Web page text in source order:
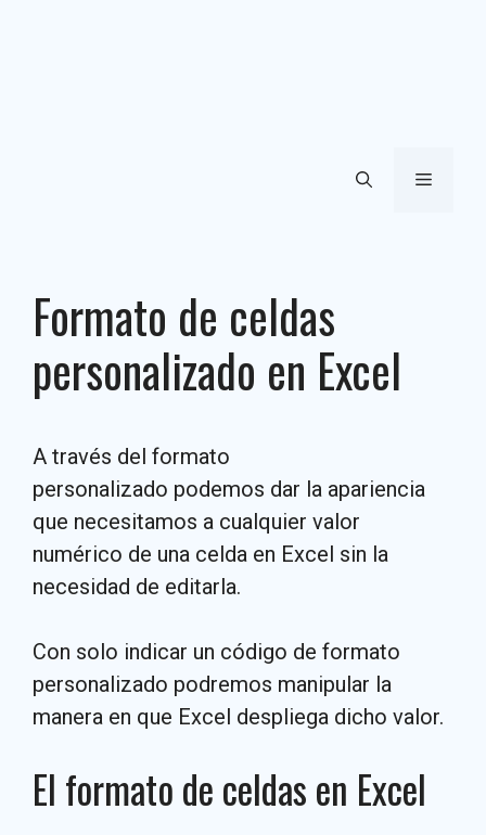
Menú
Formato de celdas
personalizado en Excel
A través del formato
personalizado podemos dar la apariencia
que necesitamos a cualquier valor
numérico de una celda en Excel sin la
necesidad de editarla.
Con solo indicar un código de formato
personalizado podremos manipular la
manera en que Excel despliega dicho valor.
El formato de celdas en Excel